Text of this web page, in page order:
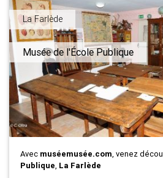
La Farlède
Musée de l'École Publique
Avec muséemusée.com, venez
Publique, La Farlède